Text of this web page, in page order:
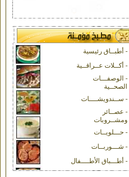
- أطبــاق رئيسية
- أكــلات عــراقــية
- الوصفـــات
الصحــية
- ســندويشــــات
- عصــائر
ومشــروبات
- حـــلويــات
- شـــوربــات
- أطـــباق الأطــــفال
|